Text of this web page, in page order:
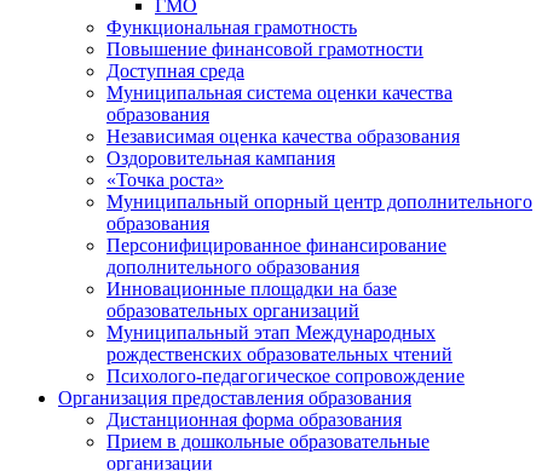
ГМО
Функциональная грамотность
Повышение финансовой грамотности
Доступная среда
Муниципальная система оценки качества
образования
Независимая оценка качества образования
Оздоровительная кампания
«Точка роста»
Муниципальный опорный центр дополнительного
образования
Персонифицированное финансирование
дополнительного образования
Инновационные площадки на базе
образовательных организаций
Муниципальный этап Международных
рождественских образовательных чтений
Психолого-педагогическое сопровождение
Организация предоставления образования
Дистанционная форма образования
Прием в дошкольные образовательные
организации